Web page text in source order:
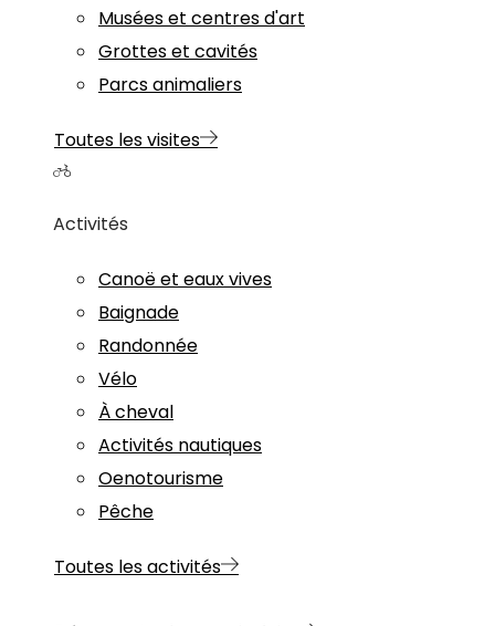
Musées et centres d'art
Grottes et cavités
Parcs animaliers
Toutes les visites
Activités
Canoë et eaux vives
Baignade
Randonnée
Vélo
À cheval
Activités nautiques
Oenotourisme
Pêche
Toutes les activités